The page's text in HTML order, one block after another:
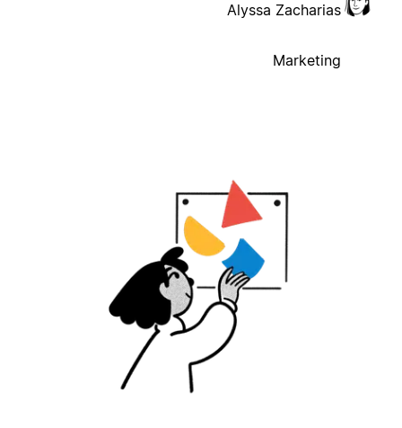
Alyssa Zacharias
Marketing